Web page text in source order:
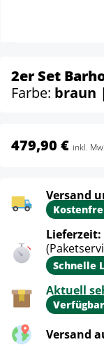
2er Set
Farbe: braun
479,90 € inkl.
Versand
Lieferzeit:
Schnelle
Aktuell
Verfügbar
Versand